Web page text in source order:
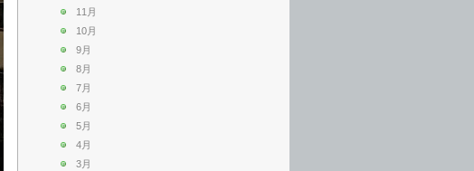
11月
10月
9月
8月
7月
6月
5月
4月
3月